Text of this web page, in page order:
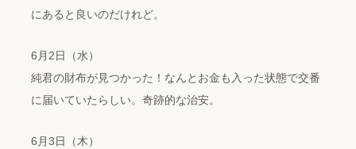
にあると良いのだけれど。
6月2日（水）
純君の財布が見つかった！なんとお金も入った状態で交番
に届いていたらしい。奇跡的な治安。
6月3日（木）